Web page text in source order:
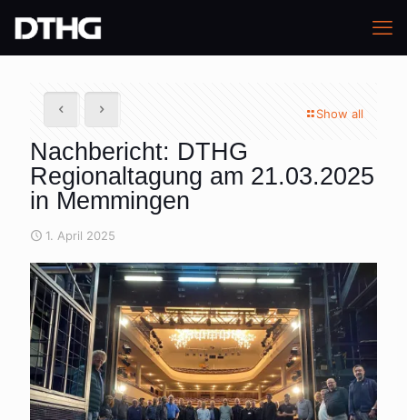
Show all
Nachbericht: DTHG
Regionaltagung am 21.03.2025
in Memmingen
1. April 2025